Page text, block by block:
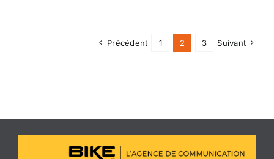
vélos
Précédent 1 2 3 Suivant